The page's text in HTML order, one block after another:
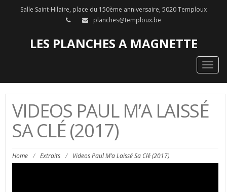
Salle Saint-Hilaire, place du 150ème anniversaire, 5020 Temploux
planches@temploux.be
LES PLANCHES A MAGNETTE
VIDEOS PAUL M’A LAISSÉ
SA CLÉ (2017)
Home / Extraits / Videos Paul M’a Laissé Sa Clé (2017)